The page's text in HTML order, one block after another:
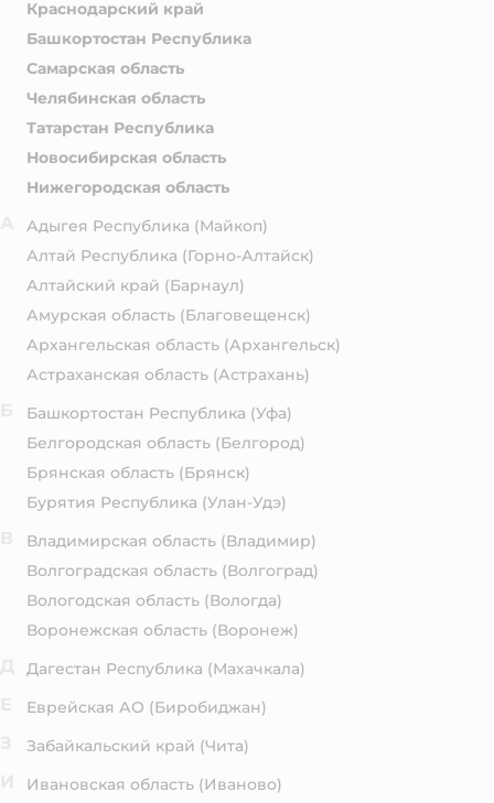
Краснодарский край
Башкортостан Республика
Самарская область
Челябинская область
Татарстан Республика
Новосибирская область
Нижегородская область
Адыгея Республика (Майкоп)
Алтай Республика (Горно-Алтайск)
Алтайский край (Барнаул)
Амурская область (Благовещенск)
Архангельская область (Архангельск)
Астраханская область (Астрахань)
Башкортостан Республика (Уфа)
Белгородская область (Белгород)
Брянская область (Брянск)
Бурятия Республика (Улан-Удэ)
Владимирская область (Владимир)
Волгоградская область (Волгоград)
Вологодская область (Вологда)
Воронежская область (Воронеж)
Дагестан Республика (Махачкала)
Еврейская АО (Биробиджан)
Забайкальский край (Чита)
Ивановская область (Иваново)